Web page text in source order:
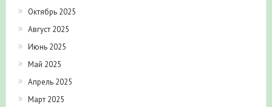
Октябрь 2025
Август 2025
Июнь 2025
Май 2025
Апрель 2025
Март 2025